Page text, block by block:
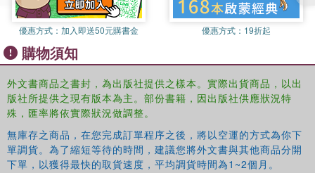
Country Surveys
Each country is dealt with in greater detail within its own
section. Country chapters include:
a chronology of political events
essays covering key socio-political and economic themes,
including: Recent Political Developments; Foreign Affairs;
Constitution; Energy Policy; Economic Overview;
Agriculture; Trade; Health and Social Policy
優惠方式： 加入即送50元購書金 優惠方式： 19折起
購物須知
外文書商品之書封，為出版社提供之樣本。實際出貨商品，以出
版社所提供之現有版本為主。部份書籍，因出版社供應狀況特
殊，匯率將依實際狀況做調整。
無庫存之商品，在您完成訂單程序之後，將以空運的方式為你下
單調貨。為了縮短等待的時間，建議您將外文書與其他商品分開
下單，以獲得最快的取貨速度，平均調貨時間為1~2個月。